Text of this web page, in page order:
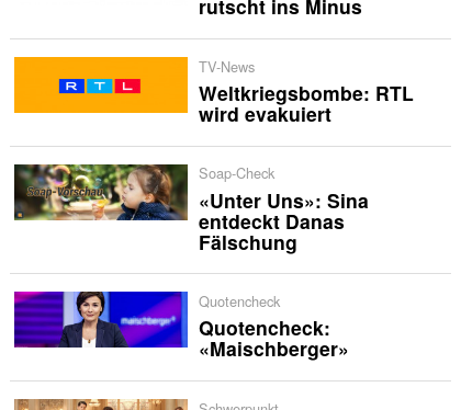
rutscht ins Minus
TV-News
Weltkriegsbombe: RTL
wird evakuiert
Soap-Check
«Unter Uns»: Sina
entdeckt Danas
Fälschung
Quotencheck
Quotencheck:
«Maischberger»